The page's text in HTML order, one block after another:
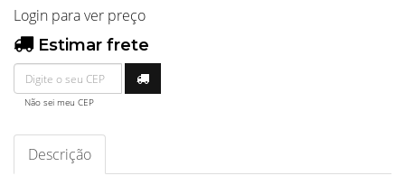
Login para ver preço
Estimar frete
Não sei meu CEP
Descrição